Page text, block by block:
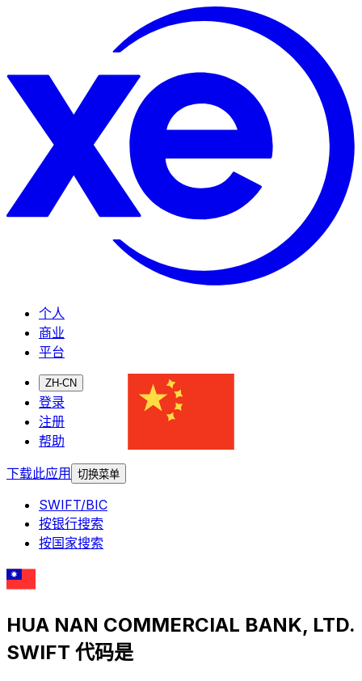
个人
商业
平台
ZH-CN
登录
注册
帮助
下载此应用
切换菜单
SWIFT/BIC
按银行搜索
按国家搜索
HUA NAN COMMERCIAL BANK, LTD.
SWIFT 代码是